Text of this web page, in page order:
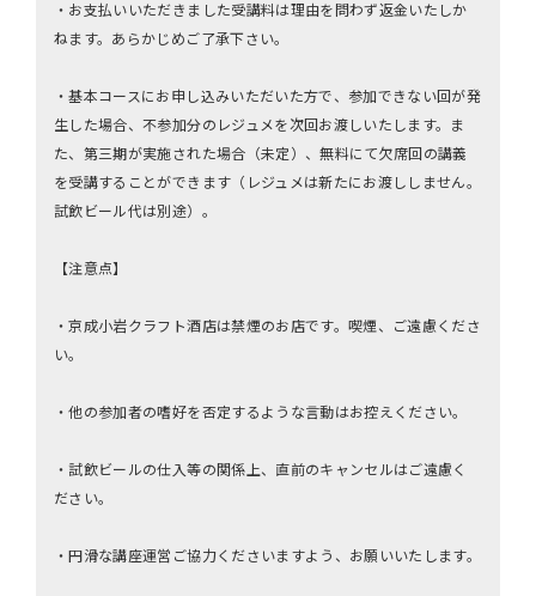
・お支払いいただきました受講料は理由を問わず返金いたしか
ねます。あらかじめご了承下さい。
・基本コースにお申し込みいただいた方で、参加できない回が発
生した場合、不参加分のレジュメを次回お渡しいたします。ま
た、第三期が実施された場合（未定）、無料にて欠席回の講義
を受講することができます（レジュメは新たにお渡ししません。
試飲ビール代は別途）。
【注意点】
・京成小岩クラフト酒店は禁煙のお店です。喫煙、ご遠慮くださ
い。
・他の参加者の嗜好を否定するような言動はお控えください。
・試飲ビールの仕入等の関係上、直前のキャンセルはご遠慮く
ださい。
・円滑な講座運営ご協力くださいますよう、お願いいたします。